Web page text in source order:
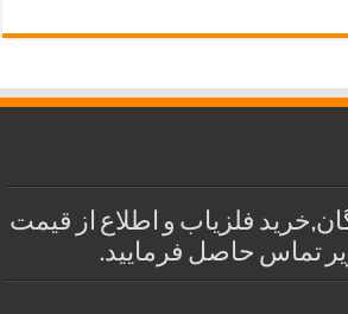
فلزیاب و اطلاع از قیمت
تماس حاصل فرمایید.